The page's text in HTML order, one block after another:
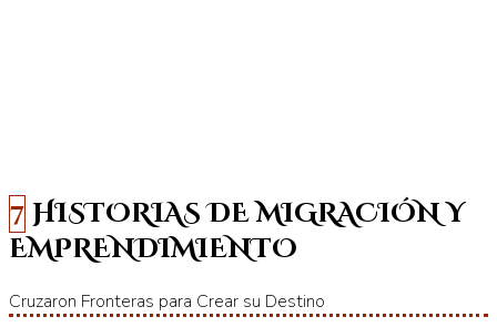
7 HISTORIAS DE MIGRACIÓN Y
EMPRENDIMIENTO
Cruzaron Fronteras para Crear su Destino